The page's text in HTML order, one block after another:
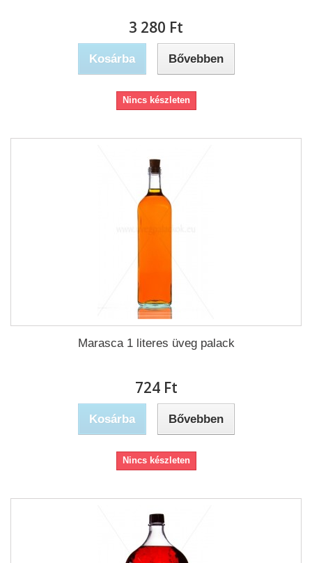
3 280 Ft‎
Kosárba Bővebben
Nincs készleten
Marasca 1 literes üveg palack
724 Ft‎
Kosárba Bővebben
Nincs készleten